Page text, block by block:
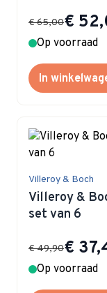
Special
€
€ 65,00
Op voorraad
In
Villeroy & Boch
Villeroy &
set van 6
Special
€
€ 49,90
Op voorraad